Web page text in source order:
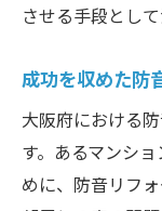
させる手段とし
成功を収めた防
大阪府における
す。あるマンシ
めに、防音リフ